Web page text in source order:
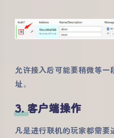
允许接入后可能要稍微等
址。
3. 客户端操作
凡是进行联机的玩家都需要